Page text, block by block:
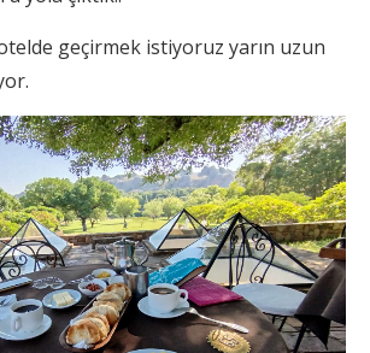
geçirmek istiyoruz yarın uzun